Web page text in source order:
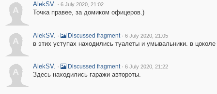
A
AlekSV. · 6 July 2020, 21:02
Точка правее, за домиком офицеров.)
A
AlekSV. · Discussed fragment · 6 July 2020, 21:05
в этих уступах находились туалеты и умывальники. в
A
AlekSV. · Discussed fragment · 6 July 2020, 21:22
Здесь находились гаражи автороты.